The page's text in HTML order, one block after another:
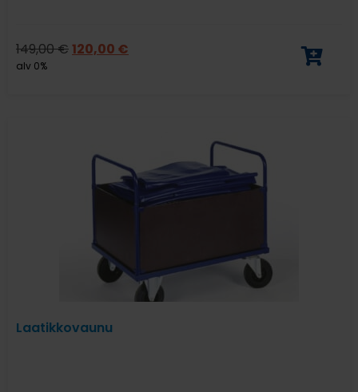
149,00€120,00 €
alv 0%
Laatikkovaunu